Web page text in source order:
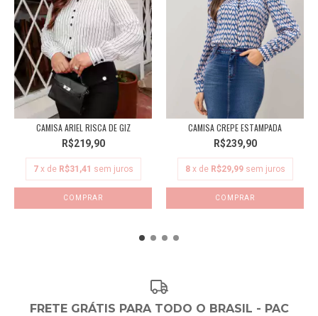
CAMISA ARIEL RISCA DE GIZ
R$219,90
7 x de R$31,41 sem juros
COMPRAR
CAMISA CREPE ESTAMPADA
R$239,90
8 x de R$29,99 sem juros
COMPRAR
FRETE GRÁTIS PARA TODO O BRASIL - PAC